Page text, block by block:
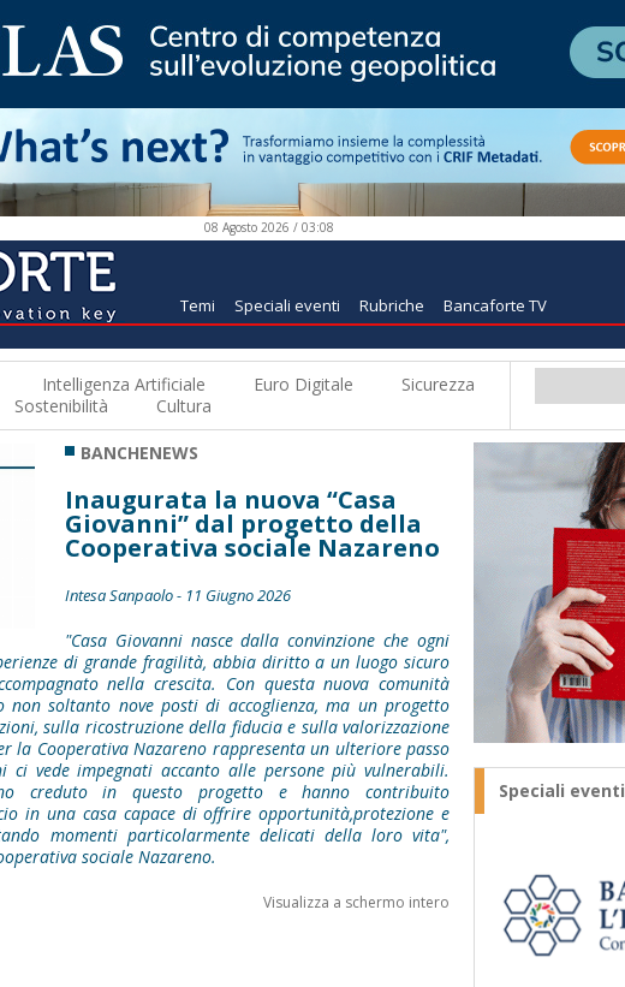
08 Agosto 2026 / 03:08
Temi Speciali eventi Rubriche Bancaforte TV
Intelligenza Artificiale Euro Digitale
Sicurezza
Sostenibilità Cultura
BANCHENEWS
Inaugurata la nuova “Casa
Giovanni” dal progetto della
Cooperativa sociale Nazareno
Intesa Sanpaolo - 11 Giugno 2026
"Casa Giovanni nasce dalla convinzione che ogni
di grande fragilità, abbia diritto a un luogo sicuro
nella crescita. Con questa nuova comunità
soltanto nove posti di accoglienza, ma un progetto
sulla ricostruzione della fiducia e sulla valorizzazione
la Cooperativa Nazareno rappresenta un ulteriore passo
vede impegnati accanto alle persone più vulnerabili.
creduto in questo progetto e hanno contribuito
in una casa capace di offrire opportunità,protezione e
momenti particolarmente delicati della loro vita",
sociale Nazareno.
Visualizza a schermo intero
Speciali eventi